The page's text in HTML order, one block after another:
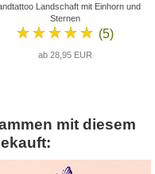
Landschaft mit Einhorn und
Sternen
★★★★★ (5)
ab 28,95 EUR
mit diesem